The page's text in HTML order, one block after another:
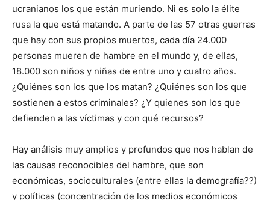
ucranianos los que están muriendo. Ni es solo la élite
rusa la que está matando. A parte de las 57 otras guerras
que hay con sus propios muertos, cada día 24.000
personas mueren de hambre en el mundo y, de ellas,
18.000 son niños y niñas de entre uno y cuatro años.
¿Quiénes son los que los matan? ¿Quiénes son los que
sostienen a estos criminales? ¿Y quienes son los que
defienden a las víctimas y con qué recursos?
Hay análisis muy amplios y profundos que nos hablan de
las causas reconocibles del hambre, que son
económicas, socioculturales (entre ellas la demografía??)
y políticas (concentración de los medios económicos